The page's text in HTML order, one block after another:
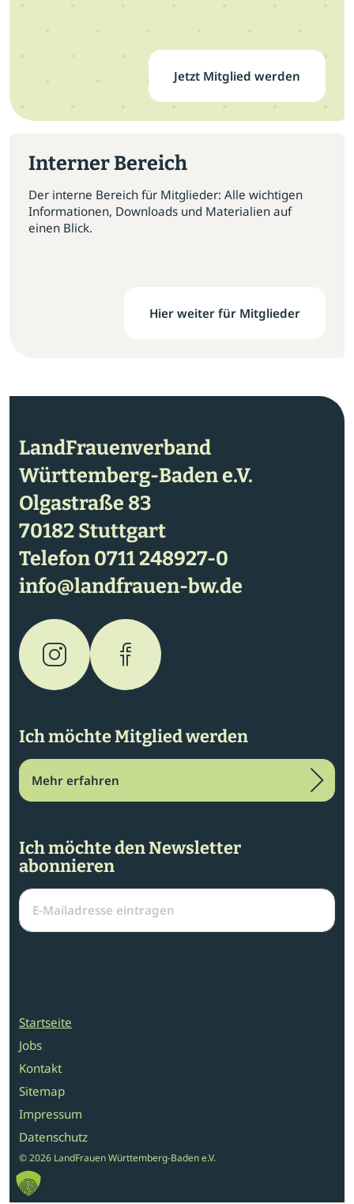
Jetzt Mitglied werden
Interner Bereich
Der interne Bereich für Mitglieder: Alle wichtigen
Informationen, Downloads und Materialien auf
einen Blick.
Hier weiter für Mitglieder
LandFrauenverband
Württemberg-Baden e.V.
Olgastraße 83
70182 Stuttgart
Telefon0711 248927-0
info@landfrauen-bw.de
Ich möchte Mitglied werden
Mehr erfahren
Ich möchte den Newsletter
abonnieren
Startseite
Jobs
Kontakt
Sitemap
Impressum
Datenschutz
© 2026 LandFrauen Württemberg-Baden e.V.